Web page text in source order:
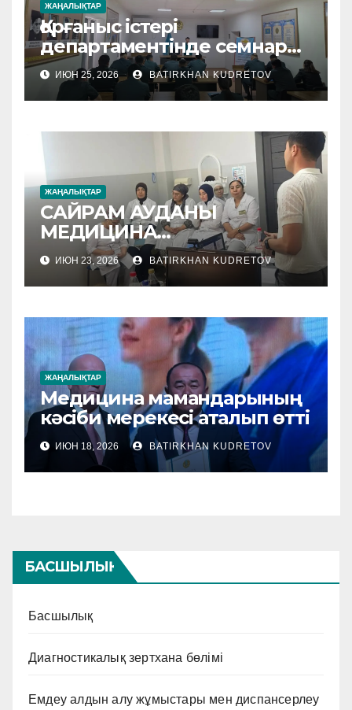
ЖАҢАЛЫҚТАР
Қорғаныс істері
департаментінде семнар
өтті
ИЮН 25, 2026 BATIRKHAN KUDRETOV
ЖАҢАЛЫҚТАР
САЙРАМ АУДАНЫ
МЕДИЦИНА
МЕКЕМЕЛЕРІНЕ
ӘДІСТЕМЕЛІК КӨМЕК
КӨРСЕТІЛУДЕ
ИЮН 23, 2026 BATIRKHAN KUDRETOV
ЖАҢАЛЫҚТАР
Медицина мамандарының
кәсіби мерекесі аталып өтті
ИЮН 18, 2026 BATIRKHAN KUDRETOV
БАСШЫЛЫҚ
Басшылық
Диагностикалық зертхана бөлімі
Емдеу алдын алу жұмыстары мен диспансерлеу